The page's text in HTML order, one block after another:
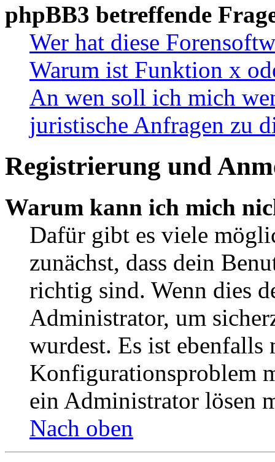
phpBB3 betreffende
Wer hat diese
Warum ist Funktion x
An wen soll ich mich
juristische Anfragen zu
Registrierung und
Warum kann ich mich
Dafür gibt es viele
zunächst, dass dein
richtig sind. Wenn dies
Administrator, um
wurdest. Es ist ebenfalls
Konfigurationsproblem
ein Administrator lösen
Nach oben